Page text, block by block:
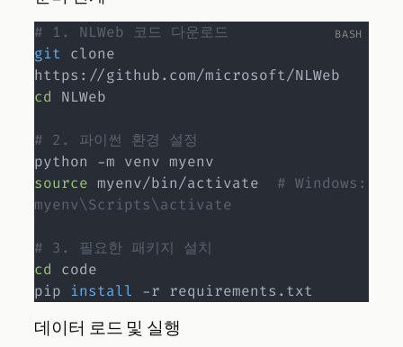
# 1. NLWeb 코드 다운로드
git clone
cd NLWeb
# 2. 파이썬 환경 설정
source myenv/bin/activate # Windows:
myenv\Scripts\activate
# 3. 필요한 패키지 설치
cd code
pip install
데이터 로드 및 실행